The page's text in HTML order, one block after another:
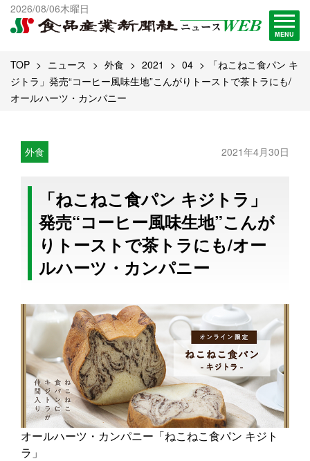
2026/08/06木曜日
MENU
出版物一覧へ
試読・購読申し込み
TOP ニュース 外食 2021 04
「ねこねこ食パン キ
ジトラ」発売“コーヒー風味生地”こんがりトーストで茶トラにも/
オールハーツ・カンパニー
外食 2021年4月30日
「ねこねこ食パン キジトラ」
発売“コーヒー風味生地”こんが
りトーストで茶トラにも/オー
ルハーツ・カンパニー
オールハーツ・カンパニー「ねこねこ食パン キジト
ラ」